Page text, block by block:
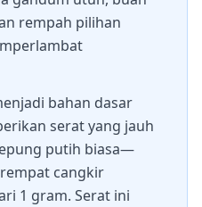
rempah pilihan
bahan dasar
serat yang jauh
putih biasa—
cangkir
1 gram. Serat ini